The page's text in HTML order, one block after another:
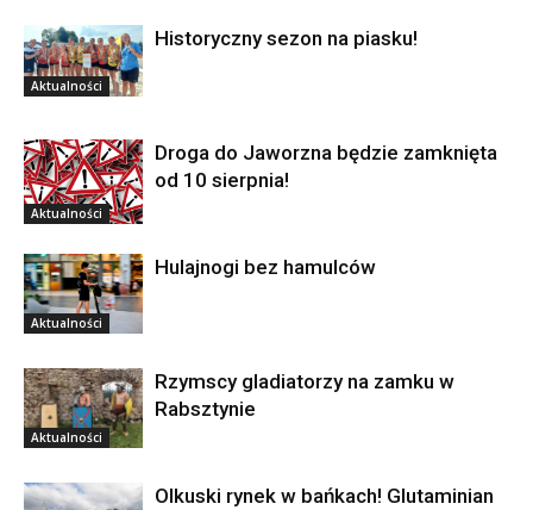
Aktualności
Historyczny sezon na piasku!
Aktualności
Droga do Jaworzna będzie zamknięta
od 10 sierpnia!
Aktualności
Hulajnogi bez hamulców
Aktualności
Rzymscy gladiatorzy na zamku w
Rabsztynie
Olkuski rynek w bańkach! Glutaminian